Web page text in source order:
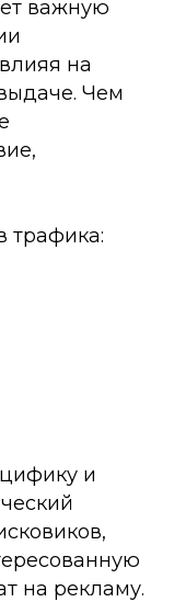
важную
на
Чем
трафика:
и
на рекламу.